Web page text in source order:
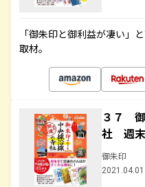
「御朱印と御利益が凄い」
取材。
３７ 御
社 週末
御朱印